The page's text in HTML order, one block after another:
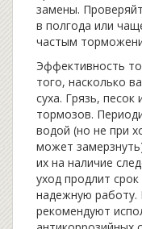
замены.
в полгода или
частым
Эффективность
того, насколько
суха. Грязь,
тормозов.
водой (но не при
может
их на наличие
уход продлит
надежную работу.
рекомендуют